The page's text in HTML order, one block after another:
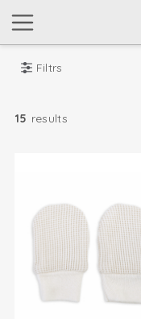
Filtrs
15 results